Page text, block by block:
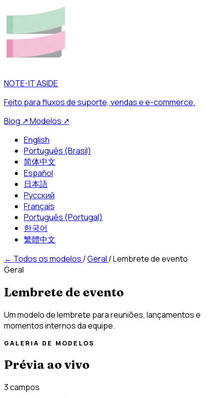
NOTE-IT ASIDE
Feito para fluxos de suporte, vendas e e-commerce.
Blog ↗Modelos ↗
English
Português (Brasil)
简体中文
Español
日本語
Русский
Français
Português (Portugal)
한국어
繁體中文
← Todos os modelos /Geral /Lembrete de evento
Geral
Lembrete de evento
Um modelo de lembrete para reuniões, lançamentos e
momentos internos da equipe.
GALERIA DE MODELOS
Prévia ao vivo
3 campos